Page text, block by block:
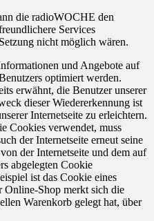
die radioWOCHE den
Services
nicht möglich wären.
und Angebote auf
optimiert werden.
erwähnt, die Benutzer unserer
dieser Wiedererkennung ist
Internetseite zu erleichtern.
Cookies verwendet, muss
der Internetseite erneut seine
der Internetseite und dem auf
abgelegten Cookie
ist das Cookie eines
Online-Shop merkt sich die
Warenkorb gelegt hat, über